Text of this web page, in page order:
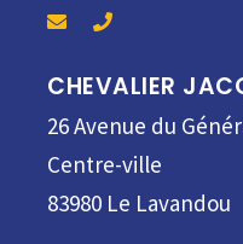
CHEVALIER
26 Avenue du
Centre-ville
83980 Le Lavandou